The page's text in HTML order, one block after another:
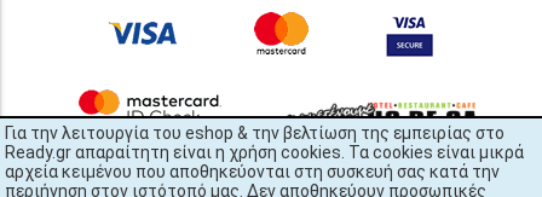
Για την λειτουργία του eshop & την βελτίωση της εμπειρίας στο
Ready.gr απαραίτητη είναι η χρήση cookies. Τα cookies είναι μικρά
αρχεία κειμένου που αποθηκεύονται στη συσκευή σας κατά την
περιήγηση στον ιστότοπό μας. Δεν αποθηκεύουν προσωπικές